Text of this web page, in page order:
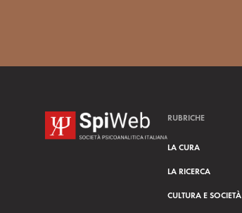
RUBRICHE
LA CURA
LA RICERCA
CULTURA E SOCIETÀ